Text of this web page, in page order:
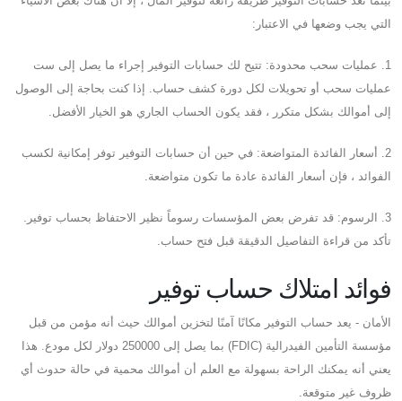
التي يجب وضعها في الاعتبار:
1. عمليات سحب محدودة: تتيح لك حسابات التوفير إجراء ما يصل إلى ست
عمليات سحب أو تحويلات لكل دورة كشف حساب. إذا كنت بحاجة إلى الوصول
إلى أموالك بشكل متكرر ، فقد يكون الحساب الجاري هو الخيار الأفضل.
2. أسعار الفائدة المتواضعة: في حين أن حسابات التوفير توفر إمكانية لكسب
الفوائد ، فإن أسعار الفائدة عادة ما تكون متواضعة.
3. الرسوم: قد تفرض بعض المؤسسات رسوماً نظير الاحتفاظ بحساب توفير.
تأكد من قراءة التفاصيل الدقيقة قبل فتح حساب.
فوائد امتلاك حساب توفير
الأمان - يعد حساب التوفير مكانًا آمنًا لتخزين أموالك حيث أنه مؤمن من قبل
مؤسسة التأمين الفيدرالية (FDIC) بما يصل إلى 250000 دولار لكل مودع. هذا
يعني أنه يمكنك الراحة بسهولة مع العلم أن أموالك محمية في حالة حدوث أي
ظروف غير متوقعة.